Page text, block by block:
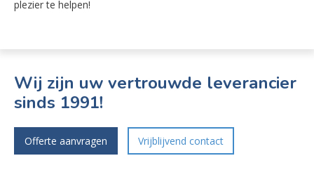
plezier te helpen!
Wij zijn uw vertrouwde leverancier
sinds 1991!
Offerte aanvragen Vrijblijvend contact